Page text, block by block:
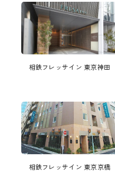
相鉄フレッサイン 東京神田
相鉄フレッサイン 東京京橋